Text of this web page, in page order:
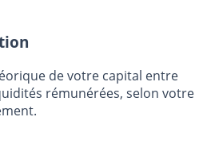
dédiée à cette offre.
de votre capital entre